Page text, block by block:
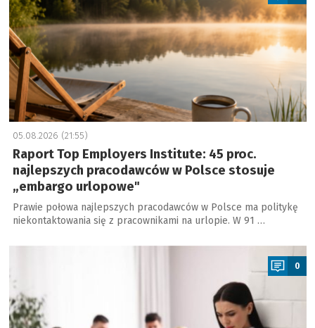
05.08.2026 (21:55)
Raport Top Employers Institute: 45 proc.
najlepszych pracodawców w Polsce stosuje
„embargo urlopowe"
Prawie połowa najlepszych pracodawców w Polsce ma politykę
niekontaktowania się z pracownikami na urlopie. W 91 …
0